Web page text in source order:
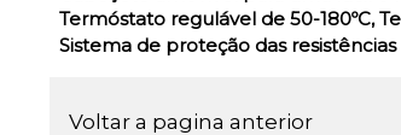
Termóstato regulável de 50-180ºC,
Sistema de proteção das
Voltar a pagina anterior